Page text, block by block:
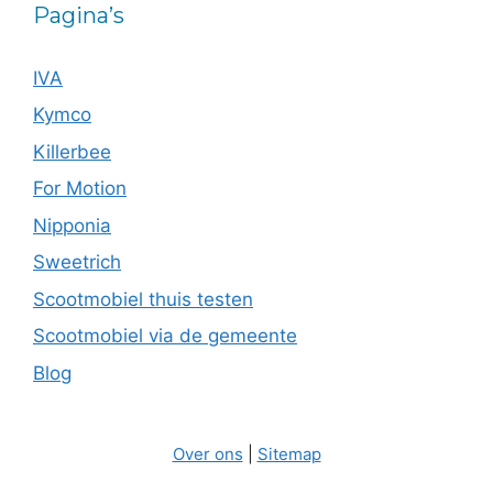
Pagina’s
IVA
Kymco
Killerbee
For Motion
Nipponia
Sweetrich
Scootmobiel thuis testen
Scootmobiel via de gemeente
Blog
Over ons Sitemap